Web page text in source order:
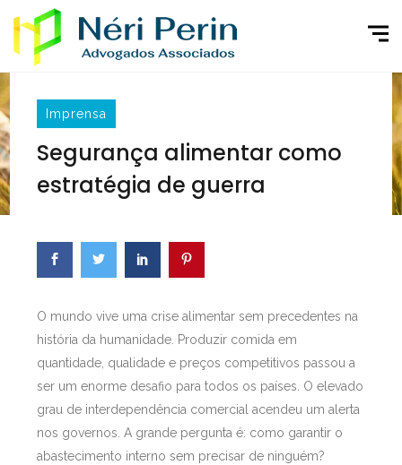
Imprensa
Segurança alimentar como
estratégia de guerra
O mundo vive uma crise alimentar sem precedentes na
história da humanidade. Produzir comida em
quantidade, qualidade e preços competitivos passou a
ser um enorme desafio para todos os países. O elevado
grau de interdependência comercial acendeu um alerta
nos governos. A grande pergunta é: como garantir o
abastecimento interno sem precisar de ninguém?